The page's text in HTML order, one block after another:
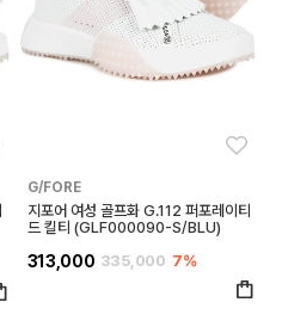
G/FORE
지포어 여성 골프화 G.112 퍼포레이티
드 킬티 (GLF000090-S/BLU)
313,000 335,000 7%